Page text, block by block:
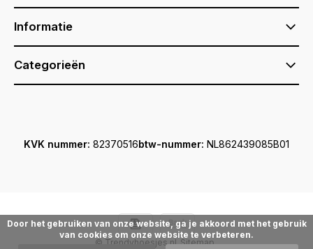
Informatie
Categorieën
KVK nummer: 82370516btw-nummer: NL862439085B01
© Trendyhoesjes.nl Sitemap
Door het gebruiken van onze website, ga je akkoord met het gebruik
van cookies om onze website te verbeteren.